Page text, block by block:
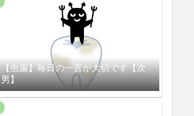
【虫歯】毎日の一言が大切です【次
男】